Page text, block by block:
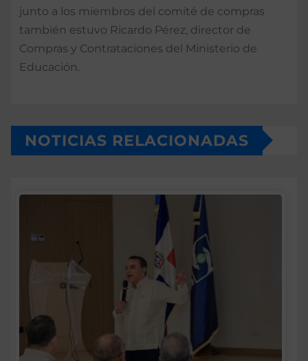
junto a los miembros del comité de compras
también estuvo Ricardo Pérez, director de
Compras y Contrataciones del Ministerio de
Educación.
NOTICIAS RELACIONADAS